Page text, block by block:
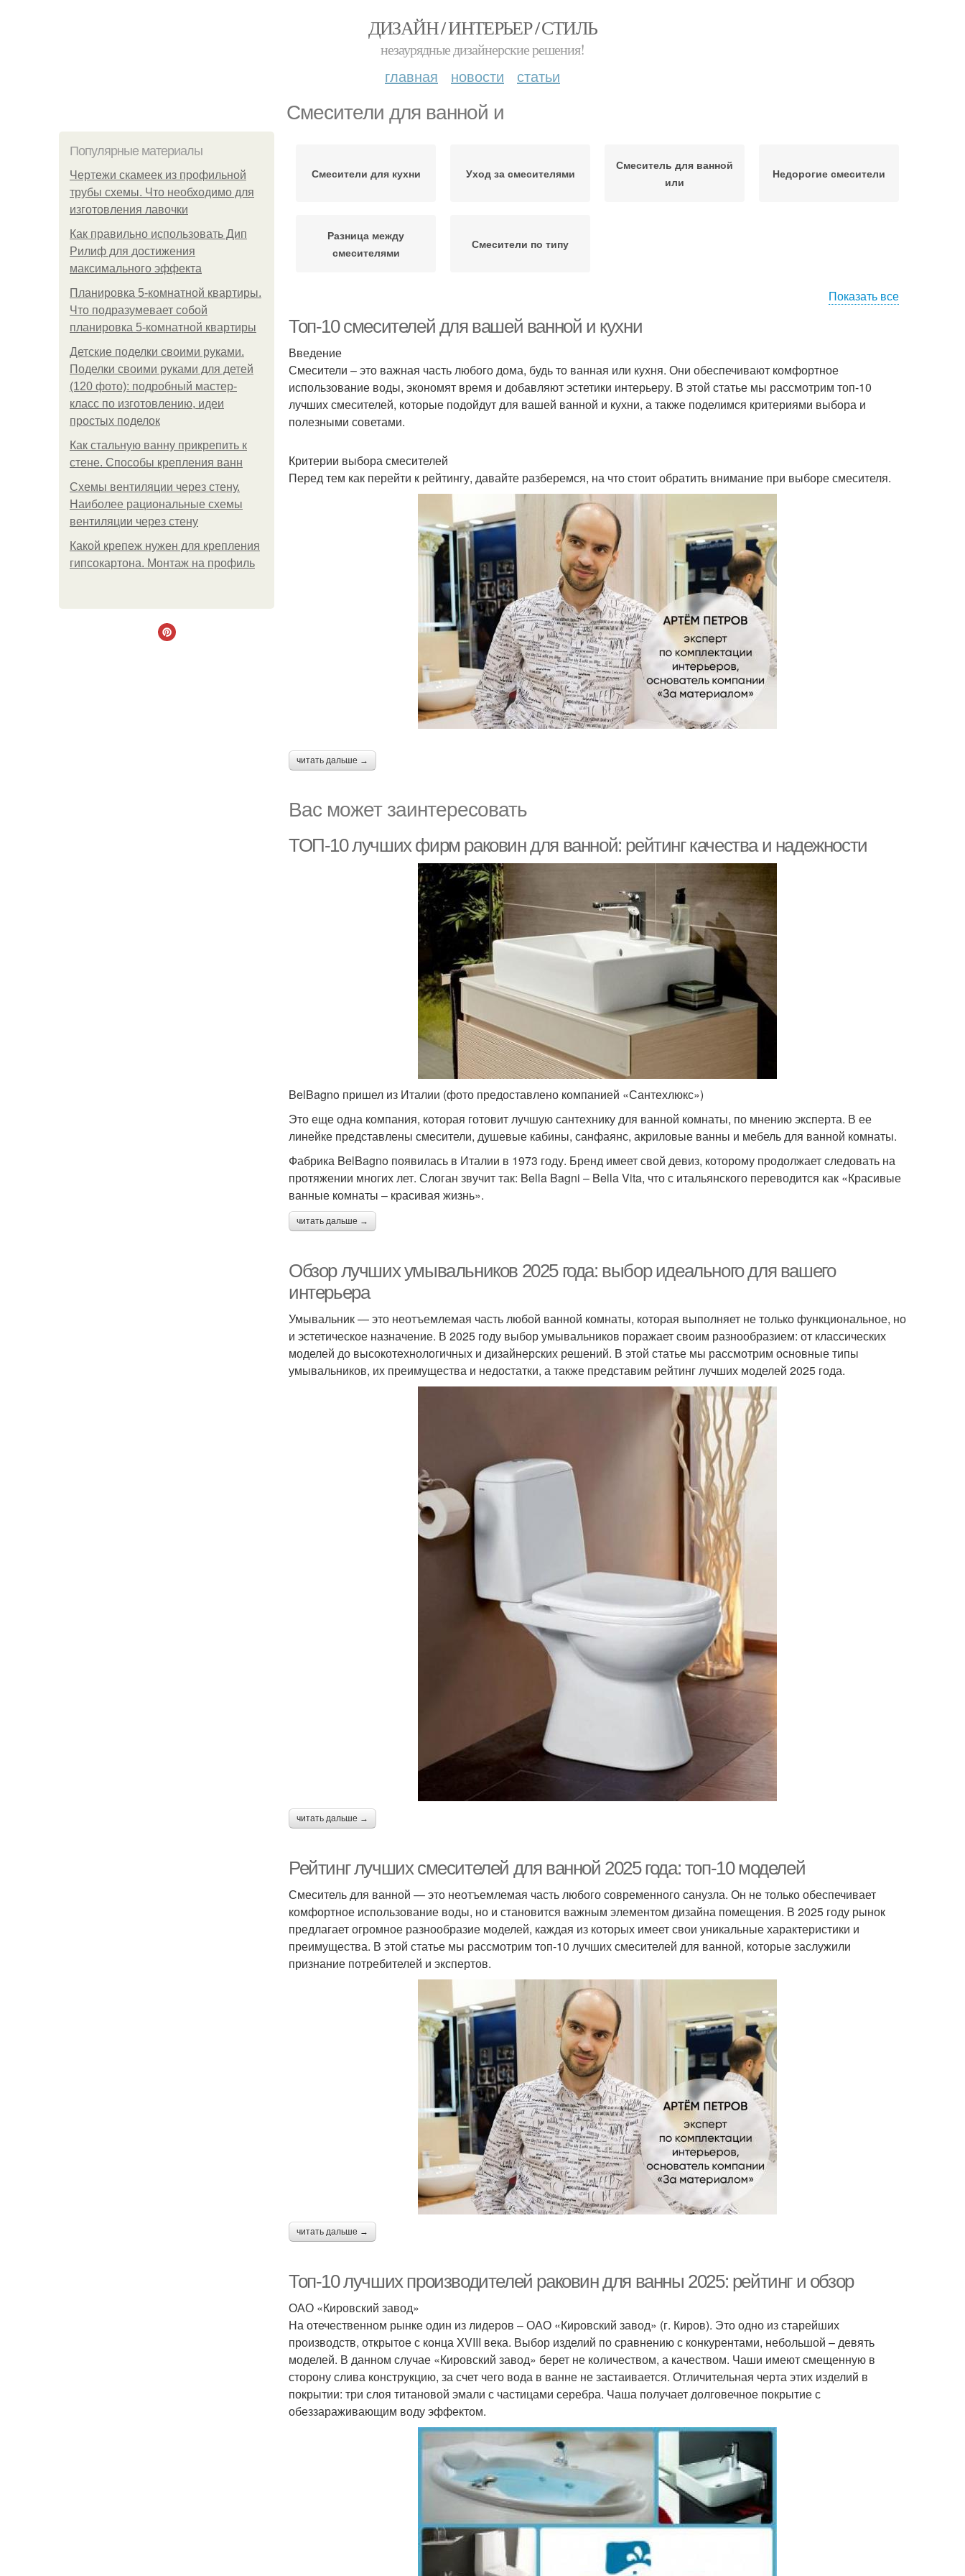
ДИЗАЙН / ИНТЕРЬЕР / СТИЛЬ
незаурядные дизайнерские решения!
главная новости статьи
Смесители для ванной и
Популярные материалы
Чертежи скамеек из профильной
трубы схемы. Что необходимо для
изготовления лавочки
Как правильно использовать Дип
Рилиф для достижения
максимального эффекта
Планировка 5-комнатной квартиры.
Что подразумевает собой
планировка 5-комнатной квартиры
Детские поделки своими руками.
Поделки своими руками для детей
(120 фото): подробный мастер-
класс по изготовлению, идеи
простых поделок
Как стальную ванну прикрепить к
стене. Способы крепления ванн
Схемы вентиляции через стену.
Наиболее рациональные схемы
вентиляции через стену
Какой крепеж нужен для крепления
гипсокартона. Монтаж на профиль
Смесители для кухни Уход за смесителями
Смеситель для ванной
или
Недорогие смесители
Разница между
смесителями
Смесители по типу
Показать все
Топ-10 смесителей для вашей ванной и кухни
Введение
Смесители – это важная часть любого дома, будь то ванная или кухня. Они обеспечивают комфортное
использование воды, экономят время и добавляют эстетики интерьеру. В этой статье мы рассмотрим топ-10
лучших смесителей, которые подойдут для вашей ванной и кухни, а также поделимся критериями выбора и
полезными советами.
Критерии выбора смесителей
Перед тем как перейти к рейтингу, давайте разберемся, на что стоит обратить внимание при выборе смесителя.
читать дальше →
Вас может заинтересовать
ТОП-10 лучших фирм раковин для ванной: рейтинг качества и надежности
BelBagno пришел из Италии (фото предоставлено компанией «Сантехлюкс»)
Это еще одна компания, которая готовит лучшую сантехнику для ванной комнаты, по мнению эксперта. В ее
линейке представлены смесители, душевые кабины, санфаянс, акриловые ванны и мебель для ванной комнаты.
Фабрика BelBagno появилась в Италии в 1973 году. Бренд имеет свой девиз, которому продолжает следовать на
протяжении многих лет. Слоган звучит так: Bella Bagni – Bella Vita, что с итальянского переводится как «Красивые
ванные комнаты – красивая жизнь».
читать дальше →
Обзор лучших умывальников 2025 года: выбор идеального для вашего
интерьера
Умывальник — это неотъемлемая часть любой ванной комнаты, которая выполняет не только функциональное, но
и эстетическое назначение. В 2025 году выбор умывальников поражает своим разнообразием: от классических
моделей до высокотехнологичных и дизайнерских решений. В этой статье мы рассмотрим основные типы
умывальников, их преимущества и недостатки, а также представим рейтинг лучших моделей 2025 года.
читать дальше →
Рейтинг лучших смесителей для ванной 2025 года: топ-10 моделей
Смеситель для ванной — это неотъемлемая часть любого современного санузла. Он не только обеспечивает
комфортное использование воды, но и становится важным элементом дизайна помещения. В 2025 году рынок
предлагает огромное разнообразие моделей, каждая из которых имеет свои уникальные характеристики и
преимущества. В этой статье мы рассмотрим топ-10 лучших смесителей для ванной, которые заслужили
признание потребителей и экспертов.
читать дальше →
Топ-10 лучших производителей раковин для ванны 2025: рейтинг и обзор
ОАО «Кировский завод»
На отечественном рынке один из лидеров – ОАО «Кировский завод» (г. Киров). Это одно из старейших
производств, открытое с конца XVIII века. Выбор изделий по сравнению с конкурентами, небольшой – девять
моделей. В данном случае «Кировский завод» берет не количеством, а качеством. Чаши имеют смещенную в
сторону слива конструкцию, за счет чего вода в ванне не застаивается. Отличительная черта этих изделий в
покрытии: три слоя титановой эмали с частицами серебра. Чаша получает долговечное покрытие с
обеззараживающим воду эффектом.